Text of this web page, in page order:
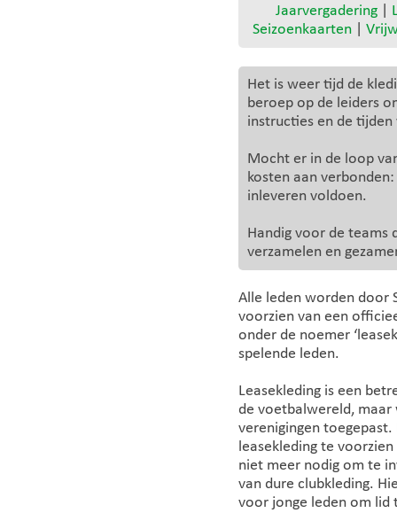
Jaarvergadering|
Seizoenkaarten
Het is weer tijd de
beroep op de leiders
instructies en de
Mocht er in de loop
kosten aan
inleveren voldoen.
Handig voor de teams
verzamelen en
Alle leden worden door
voorzien van een
onder de noemer
spelende leden.
Leasekleding is een
de voetbalwereld,
verenigingen
leasekleding te
niet meer nodig om te
van dure clubkleding.
voor jonge leden om lid